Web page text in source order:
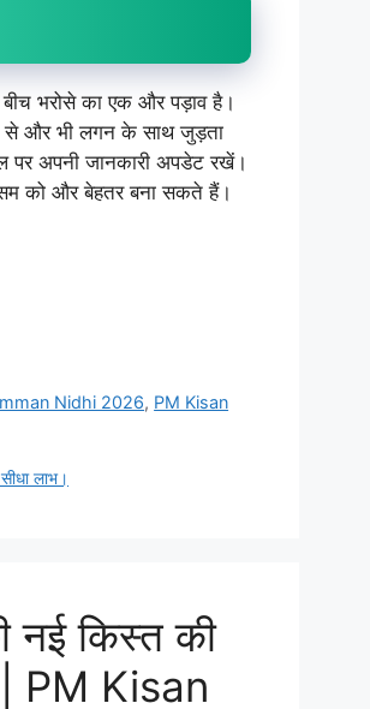
भरोसे का एक और पड़ाव है।
से और भी लगन के साथ जुड़ता
पर अपनी जानकारी अपडेट रखें।
को और बेहतर बना सकते हैं।
Nidhi 2026, PM Kisan
लाभ।
नई किस्त की
PM Kisan